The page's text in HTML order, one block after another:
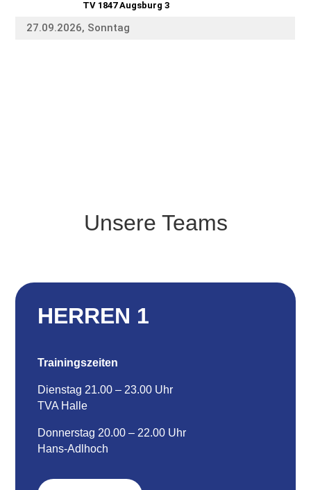
Unsere Teams
HERREN 1
Trainingszeiten
Dienstag 21.00 – 23.00 Uhr
TVA Halle
Donnerstag 20.00 – 22.00 Uhr
Hans-Adlhoch